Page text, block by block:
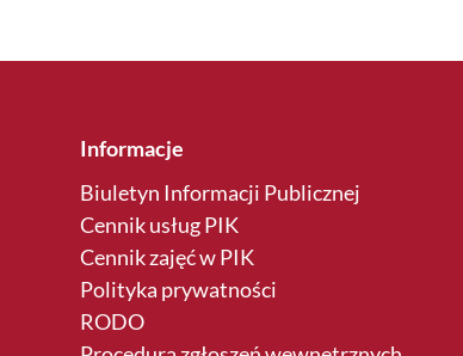
Informacje
Biuletyn Informacji Publicznej
Cennik usług PIK
Cennik zajęć w PIK
Polityka prywatności
RODO